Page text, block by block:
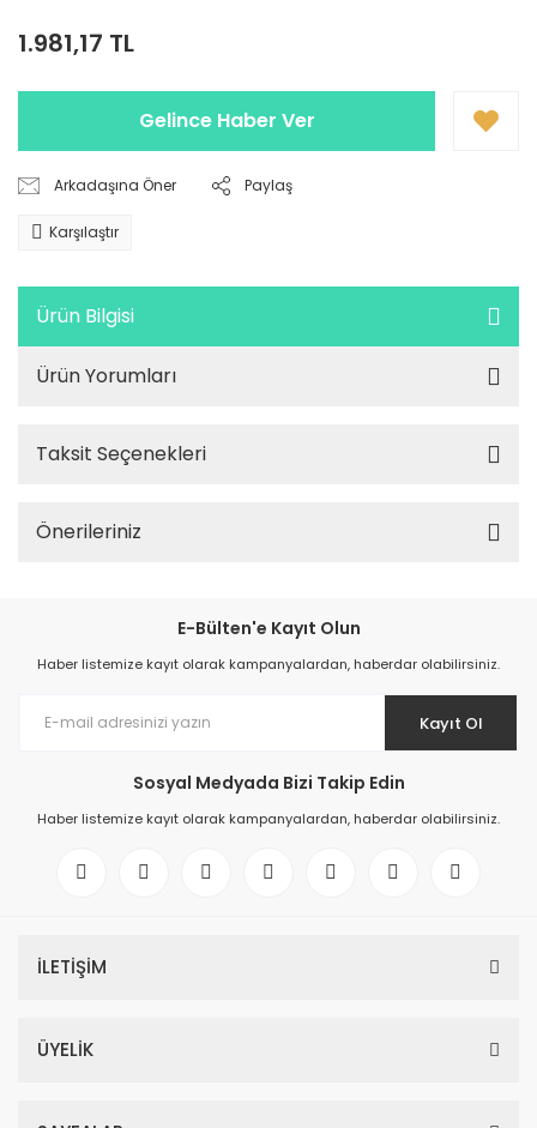
1.981,17 TL
Gelince Haber Ver
Arkadaşına Öner Paylaş
Karşılaştır
Ürün Bilgisi
Ürün Yorumları
Taksit Seçenekleri
Önerileriniz
E-Bülten'e Kayıt Olun
Haber listemize kayıt olarak kampanyalardan, haberdar olabilirsiniz.
Kayıt Ol
Sosyal Medyada Bizi Takip Edin
Haber listemize kayıt olarak kampanyalardan, haberdar olabilirsiniz.
İLETİŞİM
ÜYELİK